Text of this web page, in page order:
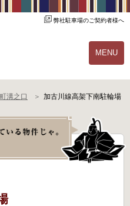
弊社駐車場のご契約者様へ
MENU
ご契約の流れ
駐輪場オーナー様へ
溝之口 加古川線高架下南駐輪場